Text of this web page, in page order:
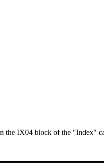
the IX04 block of the "Index"